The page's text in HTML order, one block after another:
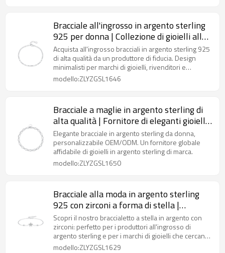
Bracciale all'ingrosso in argento sterling
925 per donna | Collezione di gioielli alla
moda
Acquista all'ingrosso bracciali in argento sterling 925
di alta qualità da un produttore di fiducia. Design
minimalisti per marchi di gioielli, rivenditori e
grossisti.
modello:ZLYZGSL1646
Bracciale a maglie in argento sterling di
alta qualità | Fornitore di eleganti gioielli
da donna
Elegante bracciale in argento sterling da donna,
personalizzabile OEM/ODM. Un fornitore globale
affidabile di gioielli in argento sterling di marca.
modello:ZLYZGSL1650
Bracciale alla moda in argento sterling
925 con zirconi a forma di stella |
Produttore all'ingrosso di gioielli
personalizzati
Scopri il nostro braccialetto a stella in argento con
zirconi: perfetto per i produttori all'ingrosso di
argento sterling e per i marchi di gioielli che cercano
design alla moda e personalizzabili.
modello:ZLYZGSL1629